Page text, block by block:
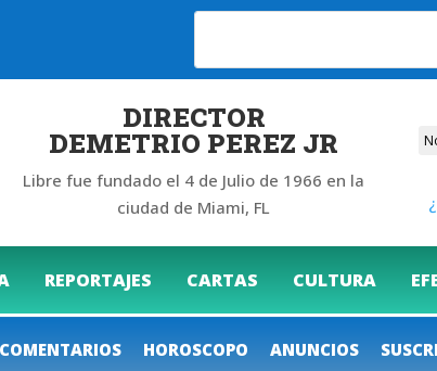
DIRECTOR
DEMETRIO PEREZ JR
Libre fue fundado el 4 de Julio de 1966 en la
ciudad de Miami, FL
REPORTAJES CARTAS CULTURA
COMENTARIOS HOROSCOPO ANUNCIOS